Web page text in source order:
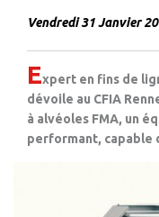
Vendredi 31 Janvier
Expert en fins de
dévoile au CFIA
à alvéoles FMA, un
performant, capable